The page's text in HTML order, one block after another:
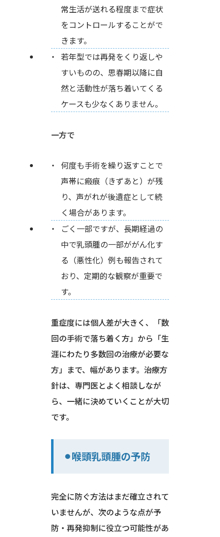
常生活が送れる程度まで症状
をコントロールすることがで
きます。
若年型では再発をくり返しや
すいものの、思春期以降に自
然と活動性が落ち着いてくる
ケースも少なくありません。
一方で
何度も手術を繰り返すことで
声帯に瘢痕（きずあと）が残
り、声がれが後遺症として続
く場合があります。
ごく一部ですが、長期経過の
中で乳頭腫の一部ががん化す
る（悪性化）例も報告されて
おり、定期的な観察が重要で
す。
重症度には個人差が大きく、「数
回の手術で落ち着く方」から「生
涯にわたり多数回の治療が必要な
方」まで、幅があります。治療方
針は、専門医とよく相談しなが
ら、一緒に決めていくことが大切
です。
⚫︎喉頭乳頭腫の予防
完全に防ぐ方法はまだ確立されて
いませんが、次のような点が予
防・再発抑制に役立つ可能性があ